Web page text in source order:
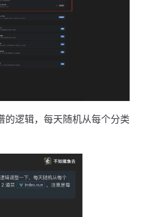
的逻辑，每天随机从每个分类